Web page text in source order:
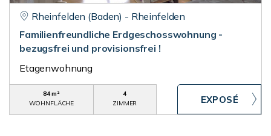
Rheinfelden (Baden) - Rheinfelden
Familienfreundliche Erdgeschosswohnung -
bezugsfrei und provisionsfrei !
Etagenwohnung
84 m²
WOHNFLÄCHE
4
ZIMMER